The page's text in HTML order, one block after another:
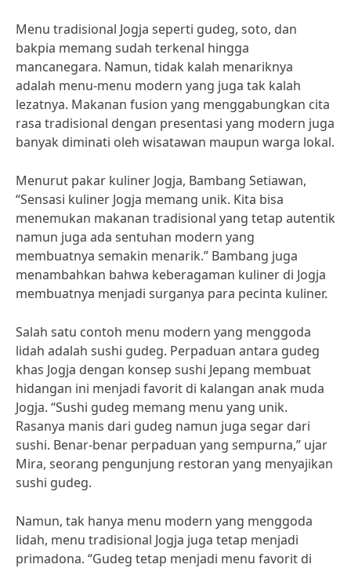
Menu tradisional Jogja seperti gudeg, soto, dan
bakpia memang sudah terkenal hingga
mancanegara. Namun, tidak kalah menariknya
adalah menu-menu modern yang juga tak kalah
lezatnya. Makanan fusion yang menggabungkan cita
rasa tradisional dengan presentasi yang modern juga
banyak diminati oleh wisatawan maupun warga lokal.
Menurut pakar kuliner Jogja, Bambang Setiawan,
“Sensasi kuliner Jogja memang unik. Kita bisa
menemukan makanan tradisional yang tetap autentik
namun juga ada sentuhan modern yang
membuatnya semakin menarik.” Bambang juga
menambahkan bahwa keberagaman kuliner di Jogja
membuatnya menjadi surganya para pecinta kuliner.
Salah satu contoh menu modern yang menggoda
lidah adalah sushi gudeg. Perpaduan antara gudeg
khas Jogja dengan konsep sushi Jepang membuat
hidangan ini menjadi favorit di kalangan anak muda
Jogja. “Sushi gudeg memang menu yang unik.
Rasanya manis dari gudeg namun juga segar dari
sushi. Benar-benar perpaduan yang sempurna,” ujar
Mira, seorang pengunjung restoran yang menyajikan
sushi gudeg.
Namun, tak hanya menu modern yang menggoda
lidah, menu tradisional Jogja juga tetap menjadi
primadona. “Gudeg tetap menjadi menu favorit di